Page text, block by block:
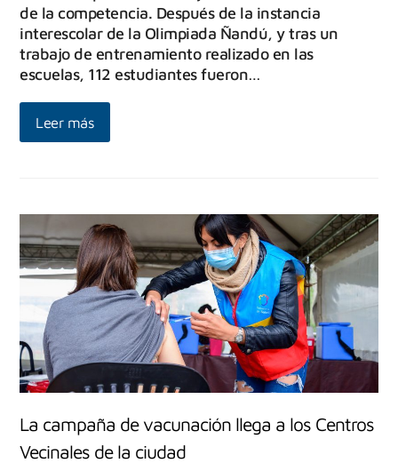
de la competencia. Después de la instancia
interescolar de la Olimpiada Ñandú, y tras un
trabajo de entrenamiento realizado en las
escuelas, 112 estudiantes fueron…
Leer más
La campaña de vacunación llega a los Centros
Vecinales de la ciudad